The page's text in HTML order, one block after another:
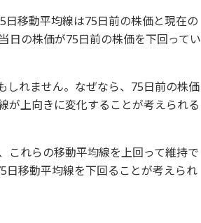
移動平均線は75日前の株価と現在の
日の株価が75日前の株価を下回ってい
しれません。なぜなら、75日前の株価
が上向きに変化することが考えられる
これらの移動平均線を上回って維持で
日移動平均線を下回ることが考えられ